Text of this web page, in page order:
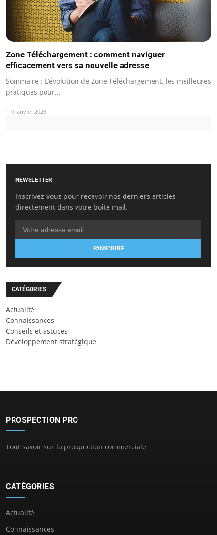
Zone Téléchargement : comment naviguer
efficacement vers sa nouvelle adresse
Sommaire : L’évolution de Zone Téléchargement, les meilleures
pratiques pour…
9 janvier 2026
NEWSLETTER
Inscrivez-vous pour recevoir nos derniers articles
directement dans votre boîte mail.
S'INSCRIRE
CATÉGORIES
Actualité
Connaissances
Conseils et astuces
Développement stratégique
PROSPECTION PRO
Tout savoir sur la prospection commerciale
CATÉGORIES
Actualité
Connaissances